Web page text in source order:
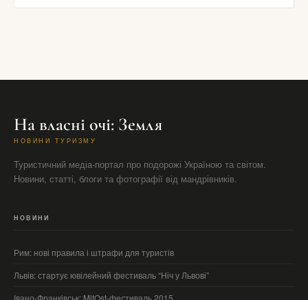
На власні очі: Земля
НОВИНИ ТУРИЗМУ
Туристичний медіа-портал про подорожі Україною та світом.
Новини, статті, блоги та фотографії від мандрівників.
НОВИНИ
Рим: нові правила і штрафи для туристів
Львів: стартує ювілейний фестиваль “Ніч у Львові”
Івано-Франківськ: MitOst-фестиваль 2015